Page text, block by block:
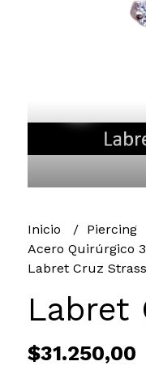
Inicio Piercing
Acero Quirúrgico
Labret Cruz Strass
Labret
$31.250,00